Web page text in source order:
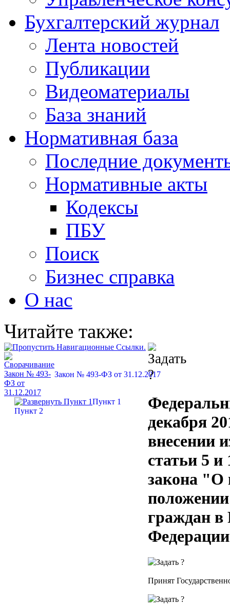
Бухгалтерский журнал
Лента новостей
Публикации
Видеоматериалы
База знаний
Нормативная база
Последние
Нормативные акты
Кодексы
ПБУ
Поиск
Бизнес справка
О нас
Читайте также:
Закон № 493-ФЗ от 31.12.2017
Пункт 1
Пункт 2
декабря
внесении
статьи 5 и
закона "О
граждан в
Принят